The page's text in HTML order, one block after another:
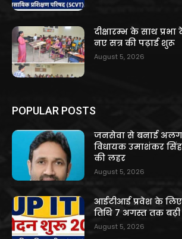
दीक्षारम्भ के साथ
नए सत्र की पढ़ाई शुरू
August 5, 2026
POPULAR POSTS
जनसेवा से बनाई अलग
विधायक उमाशंकर
की लहर
August 5, 2026
आईटीआई प्रवेश के
तिथि 7 अगस्त तक बढ़ी
August 5, 2026